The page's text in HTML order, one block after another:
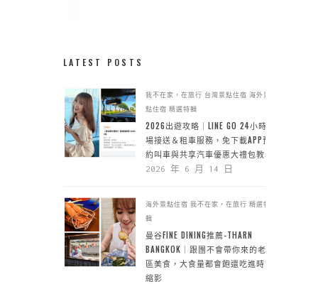
LATEST POSTS
我不在家，在旅行 台灣景點住宿 海外景
點住宿 精選特輯
2026出遊攻略｜LINE GO 24小時機
場接送＆租車服務，免下載APP預
約叫車與共享汽車優惠大禮包教學
2026 年 6 月 14 日
海外景點住宿 我不在家，在旅行 精選特
輯
曼谷FINE DINING推薦-THARN
BANGKOK｜跟團不會帶你來的老城
區美食，大食量都會飽還吃進時空
縮影